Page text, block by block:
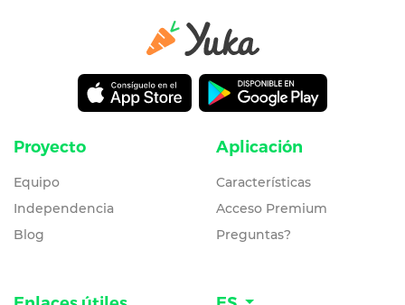
Proyecto
Equipo
Independencia
Blog
Aplicación
Características
Acceso Premium
Preguntas?